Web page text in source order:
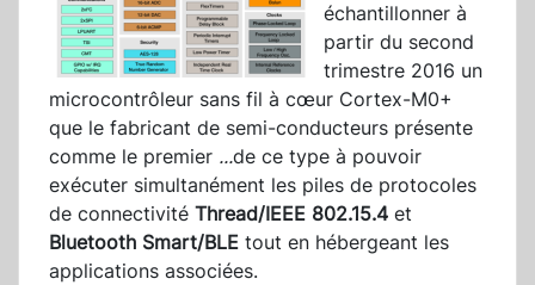
échantillonner à
partir du second
trimestre 2016 un
microcontrôleur sans fil à cœur Cortex-M0+
que le fabricant de semi-conducteurs présente
comme le premier ...de ce type à pouvoir
exécuter simultanément les piles de protocoles
de connectivité Thread/IEEE 802.15.4 et
Bluetooth Smart/BLE tout en hébergeant les
applications associées.